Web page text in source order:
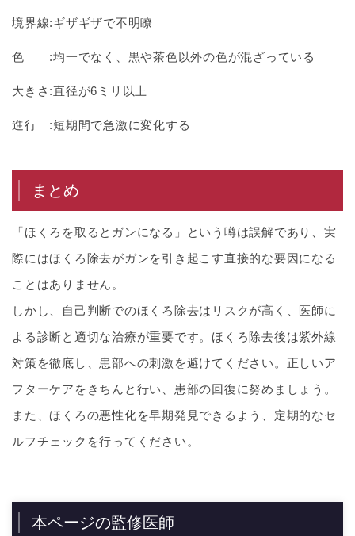
境界線:ギザギザで不明瞭
色 :均一でなく、黒や茶色以外の色が混ざっている
大きさ:直径が6ミリ以上
進行 :短期間で急激に変化する
まとめ
「ほくろを取るとガンになる」という噂は誤解であり、実
際にはほくろ除去がガンを引き起こす直接的な要因になる
ことはありません。
しかし、自己判断でのほくろ除去はリスクが高く、医師に
よる診断と適切な治療が重要です。ほくろ除去後は紫外線
対策を徹底し、患部への刺激を避けてください。正しいア
フターケアをきちんと行い、患部の回復に努めましょう。
また、ほくろの悪性化を早期発見できるよう、定期的なセ
ルフチェックを行ってください。
本ページの監修医師